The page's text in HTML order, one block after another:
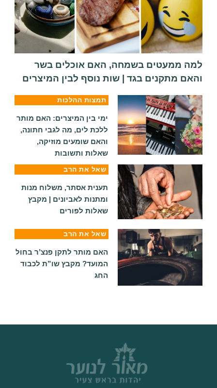
ממעטים בשמחה, האם אוכלים בשר
מתקנים בגד | שות נוסף לבין המיצרים
תמצות ההלכות
ימי בין המיצרים: האם מותר
ללכת לים, מה לגבי חתונה,
והאם שומעים מוזיקה,
שאלות ותשובות
שאל את הרב
תענית אסתר, משלוח מנות
ומתנות לאביונים | מקבץ
שאלות לפורים
שאל את הרב
האם מותר לתקן פנצ’ר בחול
המועד? מקבץ שו”ת לכבוד